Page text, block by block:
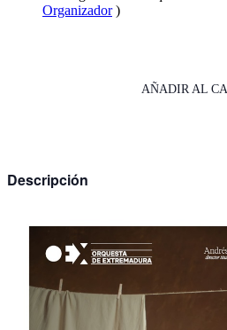
Organizador)
AÑADIR AL
Descripción